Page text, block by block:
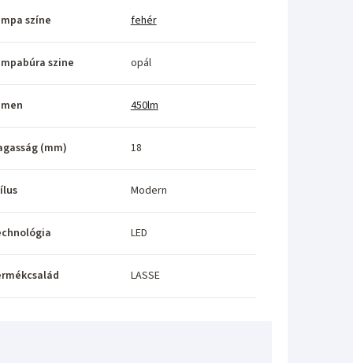
színe fehér
szine opál
450lm
(mm) 18
Modern
LED
LASSE